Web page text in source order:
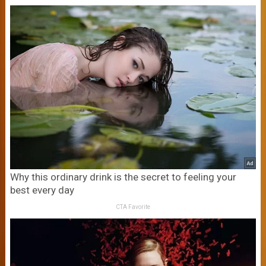
Why this ordinary drink is the secret to feeling your
best every day
CTA Favorite